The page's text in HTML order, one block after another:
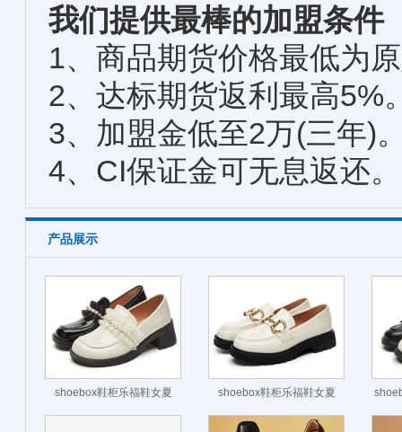
我们提供最棒的加盟条件
1、商品期货价格最低为
2、达标期货返利最高5%
3、加盟金低至2万(三年)
4、CI保证金可无息返还。
产品展示
shoebox鞋柜乐福鞋女夏
2022新款珍珠浅口单鞋
shoebox鞋柜乐福鞋女夏
2022年新款英伦厚底小皮鞋